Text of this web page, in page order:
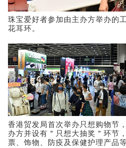
珠宝爱好者参加由主办方举办的
花耳环。
香港贸发局首次举办只想购物节
办方并设有＂只想大抽奖＂环节
票、饰物、防疫及保健护理产品等